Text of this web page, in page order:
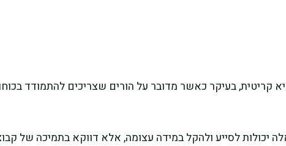
קריטית, בעיקר כאשר מדובר על הורים שצריכים להתמודד
יכולות לסייע ולהקל במידה עצומה, אלא דווקא בתמיכה של